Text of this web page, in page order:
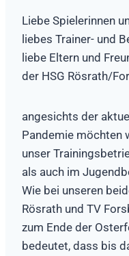
Liebe Spielerinnen
liebes Trainer- und
liebe Eltern und
der HSG Rösrath/
angesichts der
Pandemie möchten
unser
als auch im
Wie bei unseren
Rösrath und TV
zum Ende der
bedeutet, dass bis